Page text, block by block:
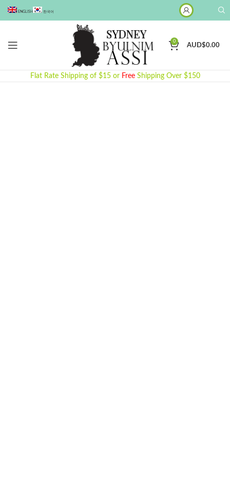
ENGLISH 한국어
0
AUD$0.00
Flat Rate Shipping of $15 or Free Shipping Over $150